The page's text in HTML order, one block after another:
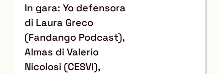
In gara: Yo defensora
di Laura Greco
(Fandango Podcast),
Almas di Valerio
Nicolosi (CESVI),